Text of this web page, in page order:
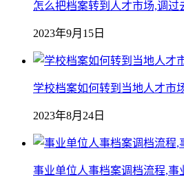
怎么把档案转到人才市场,调过
2023年9月15日
学校档案如何转到当地人才市
2023年8月24日
事业单位人事档案调档流程,事